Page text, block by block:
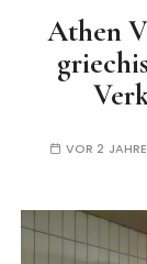
Athen
VOR 2